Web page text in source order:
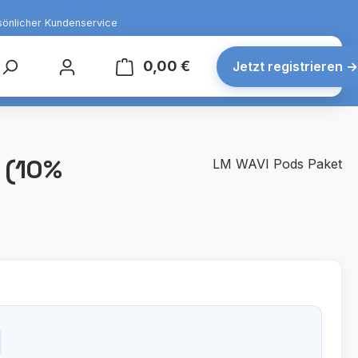
Kundenservice
0,00 € Warenkorb enthält 0
Jetzt registrieren →
LM WAVI Pods Paket